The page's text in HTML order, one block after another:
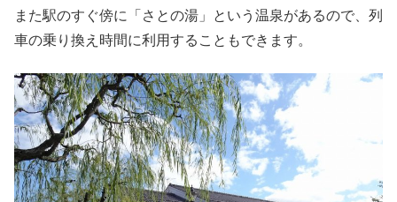
また駅のすぐ傍に「さとの湯」という温泉があるので、列
車の乗り換え時間に利用することもできます。